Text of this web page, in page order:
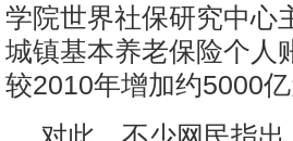
学院世界社保研究中心
城镇基本养老保险个人
较2010年增加约5000亿